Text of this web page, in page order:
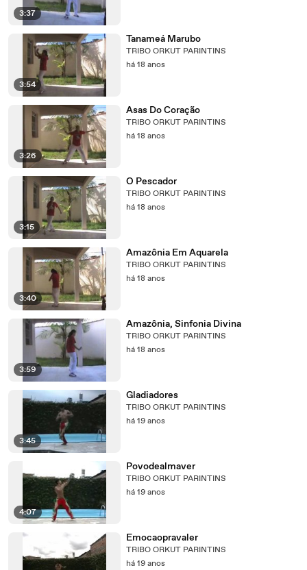
3:37
3:54
Tanameá Marubo
TRIBO ORKUT PARINTINS
há 18 anos
3:26
Asas Do Coração
TRIBO ORKUT PARINTINS
há 18 anos
3:15
O Pescador
TRIBO ORKUT PARINTINS
há 18 anos
3:40
Amazônia Em Aquarela
TRIBO ORKUT PARINTINS
há 18 anos
3:59
Amazônia, Sinfonia Divina
TRIBO ORKUT PARINTINS
há 18 anos
3:45
Gladiadores
TRIBO ORKUT PARINTINS
há 19 anos
4:07
Povodealmaver
TRIBO ORKUT PARINTINS
há 19 anos
Emocaopravaler
TRIBO ORKUT PARINTINS
há 19 anos